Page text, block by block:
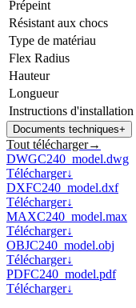
Prépeint
Résistant aux chocs
Type de matériau
Flex Radius
Hauteur
Longueur
Instructions d'installation
Documents techniques+
Tout télécharger→
DWGC240_model.dwg
Télécharger↓
DXFC240_model.dxf
Télécharger↓
MAXC240_model.max
Télécharger↓
OBJC240_model.obj
Télécharger↓
PDFC240_model.pdf
Télécharger↓